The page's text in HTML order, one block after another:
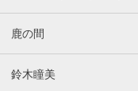
鹿の間
鈴木瞳美